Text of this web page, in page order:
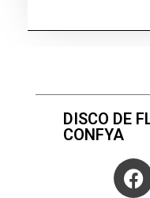
DISCO DE
CONFYA